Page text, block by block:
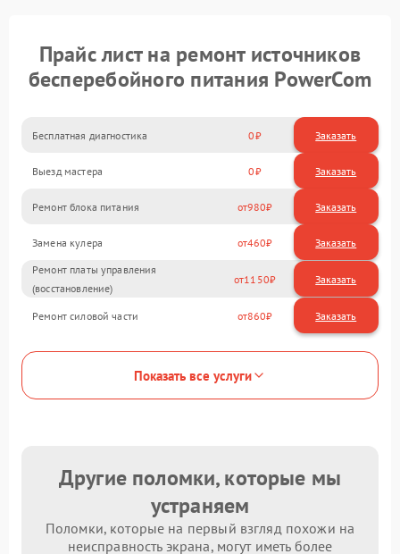
Прайс лист на ремонт источников
бесперебойного питания PowerCom
Бесплатная диагностика 0 Заказать
Выезд мастера 0 Заказать
Ремонт блока питания 980
Замена кулера 460
Ремонт платы управления
(восстановление)
1150
Ремонт силовой части 860
Показать все услуги
Другие поломки, которые мы
устраняем
Поломки, которые на первый взгляд похожи на
неисправность экрана, могут иметь более